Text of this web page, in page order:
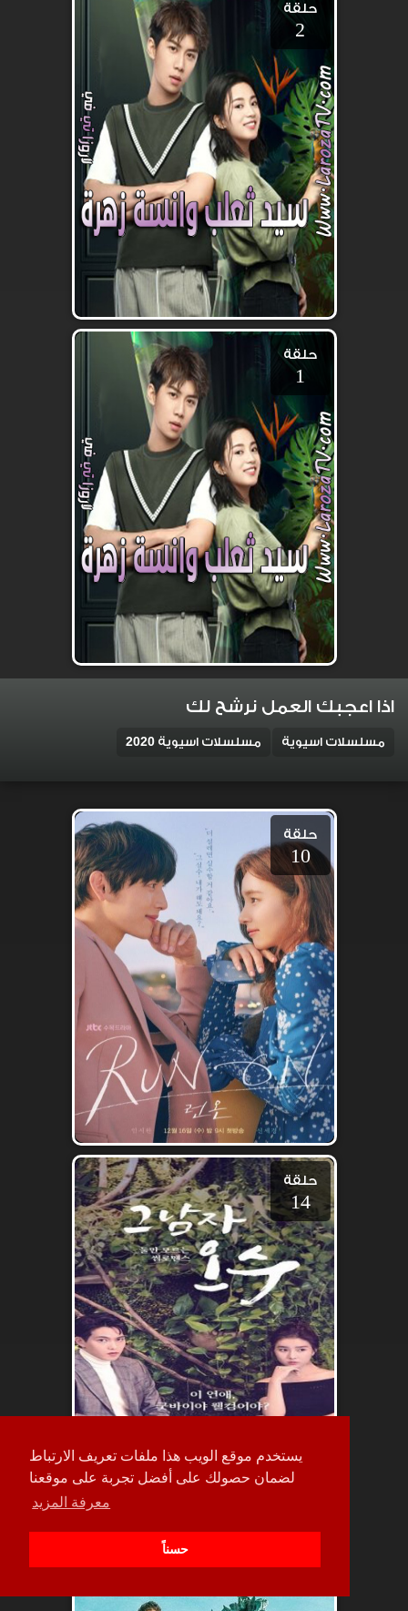
يستخدم موقع الويب هذا ملفات تعريف الارتباط
لضمان حصولك على أفضل تجربة على موقعنا
معرفة المزيد
حسناً
حلقة
2
حلقة
1
اذا اعجبك العمل نرشح لك
مسلسلات اسيوية مسلسلات اسيوية 2020
حلقة
10
حلقة
14